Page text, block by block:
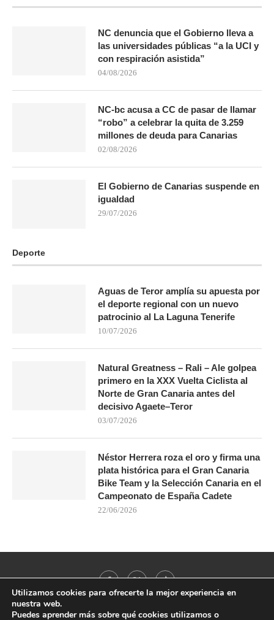
NC denuncia que el Gobierno lleva a
las universidades públicas “a la UCI y
con respiración asistida”
04/08/2026
NC-bc acusa a CC de pasar de llamar
“robo” a celebrar la quita de 3.259
millones de deuda para Canarias
02/08/2026
El Gobierno de Canarias suspende en
igualdad
29/07/2026
Deporte
Aguas de Teror amplía su apuesta por
el deporte regional con un nuevo
patrocinio al La Laguna Tenerife
10/07/2026
Natural Greatness – Rali – Ale golpea
primero en la XXX Vuelta Ciclista al
Norte de Gran Canaria antes del
decisivo Agaete–Teror
03/07/2026
Néstor Herrera roza el oro y firma una
plata histórica para el Gran Canaria
Bike Team y la Selección Canaria en el
Campeonato de España Cadete
22/06/2026
Utilizamos cookies para ofrecerte la mejor experiencia en
nuestra web.
Puedes aprender más sobre qué cookies utilizamos o